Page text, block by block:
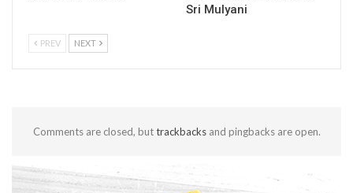
Sri Mulyani
PREV NEXT
Comments are closed, buttrackbacksand pingbacks are open.